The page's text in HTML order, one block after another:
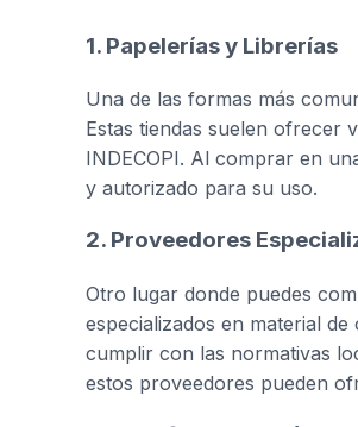
1. Papelerías y Librerías
Una de las formas más
Estas tiendas suelen ofrecer
INDECOPI. Al comprar en
y autorizado para su uso.
2. Proveedores
Otro lugar donde puedes
especializados en material
cumplir con las normativas
estos proveedores pueden